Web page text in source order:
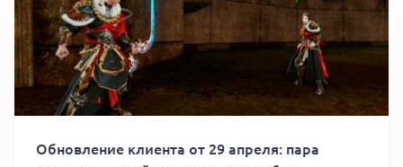
Обновление клиента от 29 апреля: пара